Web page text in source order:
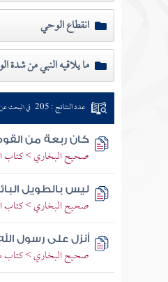
انقطاع الوحي
ما يلاقيه النبي من شدة
عدد النتائج : 205 في البحث
كان ربعة من
صحيح البخاري > كتاب
ليس بالطويل
صحيح البخاري > كتاب
أنزل على رسول
صحيح البخاري > كتاب